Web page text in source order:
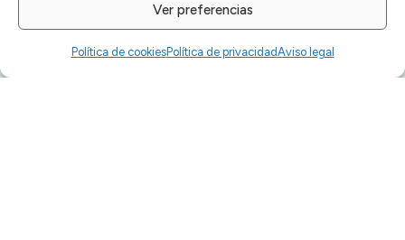
Ver preferencias
Política de cookiesPolítica de privacidadAviso legal